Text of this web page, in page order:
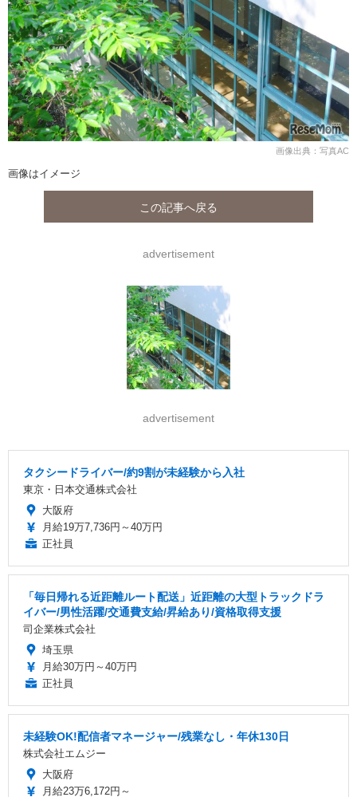
画像出典：写真AC
画像はイメージ
この記事へ戻る
advertisement
advertisement
タクシードライバー/約9割が未経験から入社
東京・日本交通株式会社
大阪府
月給19万7,736円～40万円
正社員
「毎日帰れる近距離ルート配送」近距離の大型トラックドラ
イバー/男性活躍/交通費支給/昇給あり/資格取得支援
司企業株式会社
埼玉県
月給30万円～40万円
正社員
未経験OK!配信者マネージャー/残業なし・年休130日
株式会社エムジー
大阪府
月給23万6,172円～